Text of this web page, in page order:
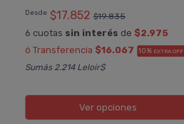
Desde $17.852 $19.835
6 cuotas sin interés de $2.975
ó Transferencia $16.067 10% EXTRA OFF
Sumás 2.214 Leloir$
Ver opciones